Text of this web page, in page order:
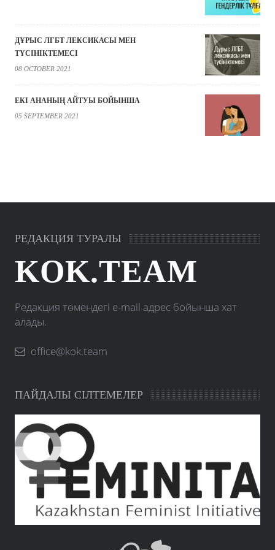
ДҰРЫС ЛГБТ ЛЕКСИКАСЫ МЕН
ТҮСІНІКТЕМЕСІ
08 OCTOBER 2021
ЕКІ АНАНЫҢ АЙТУЫ БОЙЫНША
05 SEPTEMBER 2021
РЕДАКЦИЯ ТУРАЛЫ
KOK.TEAM
Редакция төмендегі e-mail адрес бойынша хат
алады.
office@kok.team
ПАЙДАЛЫ СІЛТЕМЕЛЕР